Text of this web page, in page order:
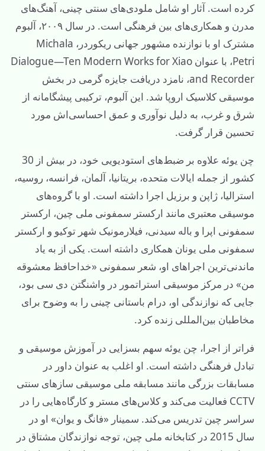
کرده است. آثار او شامل ملودی‌های سنتی چینی، آهنگ‌های
مدرن و همکاری‌های بین فرهنگی است. در سال ۲۰۰۹، آلبوم
مشترک او با نوازنده مشهور جهانی ریکوردر، Michala
Petri، با عنوان Dialogue—Ten Modern Works for Xiao
and Recorder، نامزد دریافت جایزه گرمی در بخش
موسیقی کلاسیک اروپا شد. این آلبوم، ترکیبی پیشگامانه از
شرق و غرب، به دلیل نوآوری و عمق احساسی‌اش مورد
تحسین قرار گرفت.
چن یوئه علاوه بر ضبط‌های استودیویی خود، در بیش از 30
کشور از جمله ایالات متحده، بریتانیا، آلمان، فرانسه، روسیه،
استرالیا، ژاپن و برزیل اجرا داشته است. او با گروه‌های
موسیقی معتبری مانند ارکستر سمفونی ملی چین، ارکستر
سمفونی اپرا و باله سیدنی، فیلارمونیک شهر توکیو و ارکستر
سمفونی ملی یونان همکاری داشته است. یکی از به یاد
ماندنی‌ترین اجراهای او، شعر سمفونی «خداحافظ معشوقه
من» در مرکز موسیقی استراتمور در واشنگتن دی سی بود،
جایی که نوازندگی او، درام باستانی چینی را به وضوح برای
مخاطبان بین‌المللی زنده کرد.
فراتر از اجرا، چن یوئه سهم بسزایی در آموزش موسیقی و
تبادل فرهنگی داشته است. او اغلب به عنوان داور در
مسابقات بزرگی مانند مسابقه ملی موسیقی سازهای سنتی
CCTV فعالیت می‌کند و کلاس‌های مستر و کارگاه‌هایی را در
سراسر چین تدریس می‌کند. سمینار «فانگ و یوان» او در
سال 2015 در کتابخانه ملی چین، توجه نوازندگان مشتاق در